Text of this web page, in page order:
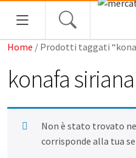
HOME
ALIMENTARI
PROFUMI ARABI
Home / Prodotti taggati
konafa siriana
Non è stato trovato
corrisponde alla tua